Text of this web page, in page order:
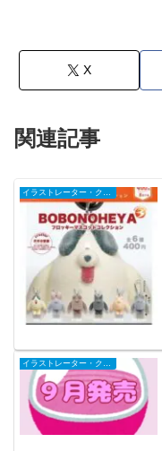
X
関連記事
イラストレーター・クリエイター
イラストレーター・クリエイター